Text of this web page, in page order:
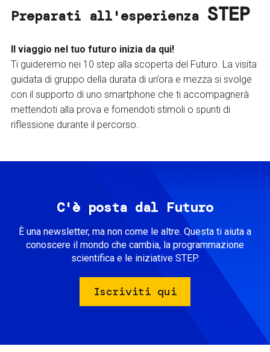
Preparati all'esperienza STEP
Il viaggio nel tuo futuro inizia da qui!
Ti guideremo nei 10 step alla scoperta del Futuro. La visita
guidata di gruppo della durata di un’ora e mezza si svolge
con il supporto di uno smartphone che ti accompagnerà
mettendoti alla prova e fornendoti stimoli o spunti di
riflessione durante il percorso.
C'è posta dal Futuro
È una newsletter, ma non come le altre. Questa ti aiuta a
conoscere il mondo che cambia, la programmazione
scientifica e le iniziative STEP.
Iscriviti qui